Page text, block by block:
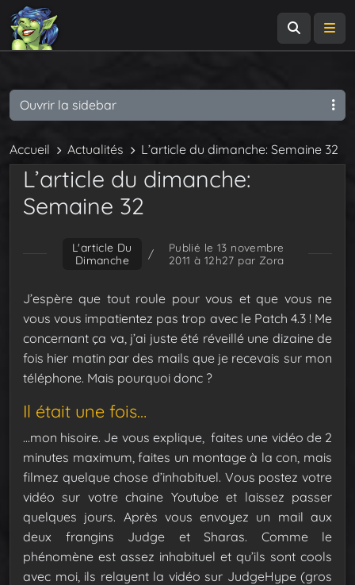
Accueil Actualités L’article du dimanche: Semaine 32
L’article du dimanche:
Semaine 32
L'article Du
Dimanche
/
Publié le 13 novembre
2011 à 12h27 par Zora
J’espère que tout roule pour vous et que vous ne
vous vous impatientez pas trop avec le Patch 4.3 ! Me
concernant ça va, j’ai juste été réveillé une dizaine de
fois hier matin par des mails que je recevais sur mon
téléphone. Mais pourquoi donc ?
Il était une fois…
…mon hisoire. Je vous explique, faites une vidéo de 2
minutes maximum, faites un montage à la con, mais
filmez quelque chose d’inhabituel. Vous postez votre
vidéo sur votre chaine Youtube et laissez passer
quelques jours. Après vous envoyez un mail aux
deux frangins Judge et Sharas. Comme le
phénomène est assez inhabituel et qu’ils sont cools
avec moi, ils relayent la vidéo sur JudgeHype (gros
Ouvrir la sidebar